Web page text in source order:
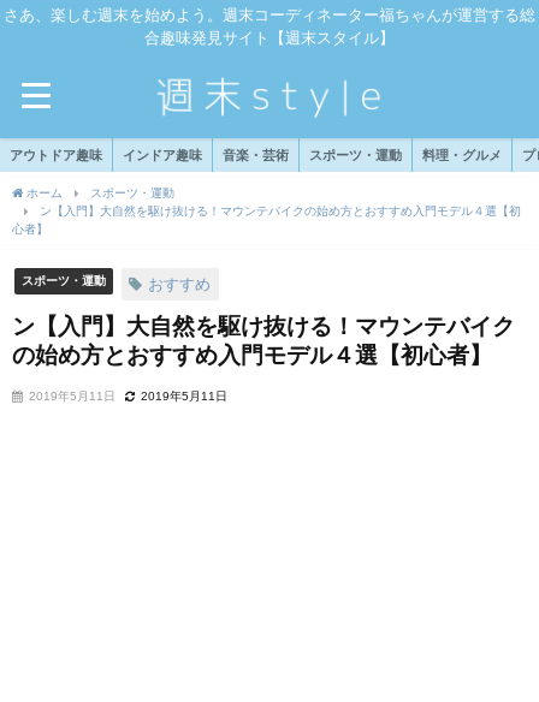
さあ、楽しむ週末を始めよう。週末コーディネーター福ちゃんが運営する総
合趣味発見サイト【週末スタイル】
アウトドア趣味 インドア趣味 音楽・芸術 スポーツ・運動 料理・グルメ プ
ホーム
スポーツ・運動
ン【入門】大自然を駆け抜ける！マウンテバイクの始め方とおすすめ入門モデル４選【初
心者】
スポーツ・運動 おすすめ
ン【入門】大自然を駆け抜ける！マウンテバイク
の始め方とおすすめ入門モデル４選【初心者】
2019年5月11日 2019年5月11日